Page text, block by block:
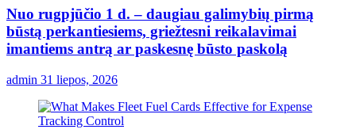
Nuo rugpjūčio 1 d. – daugiau galimybių pirmą
būstą perkantiesiems, griežtesni reikalavimai
imantiems antrą ar paskesnę būsto paskolą
admin 31 liepos, 2026